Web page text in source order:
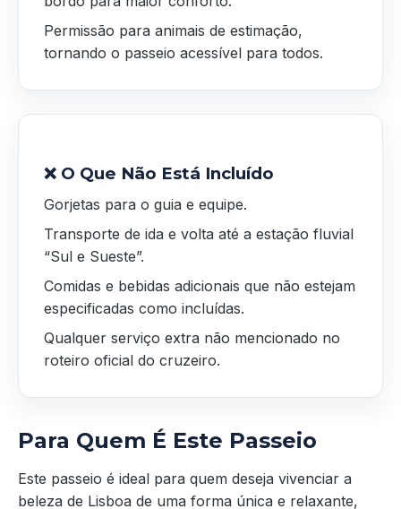
Permissão para animais de estimação,
tornando o passeio acessível para todos.
❌ O Que Não Está Incluído
Gorjetas para o guia e equipe.
Transporte de ida e volta até a estação fluvial
“Sul e Sueste”.
Comidas e bebidas adicionais que não estejam
especificadas como incluídas.
Qualquer serviço extra não mencionado no
roteiro oficial do cruzeiro.
Para Quem É Este Passeio
Este passeio é ideal para quem deseja vivenciar a
beleza de Lisboa de uma forma única e relaxante,